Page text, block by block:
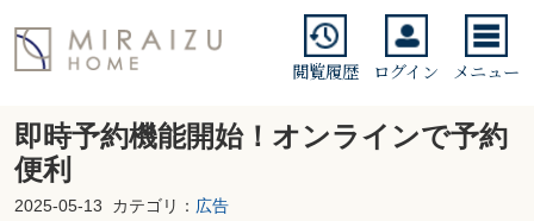
閲覧履歴 ログイン メニュー
即時予約機能開始！オンラインで予約
便利
2025-05-13 カテゴリ： 広告